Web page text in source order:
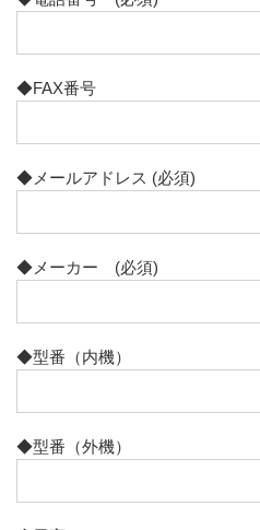
メニュ
◆FAX番号
◆メールアドレス (必須)
◆メーカー (必須)
◆型番（内機）
◆型番（外機）